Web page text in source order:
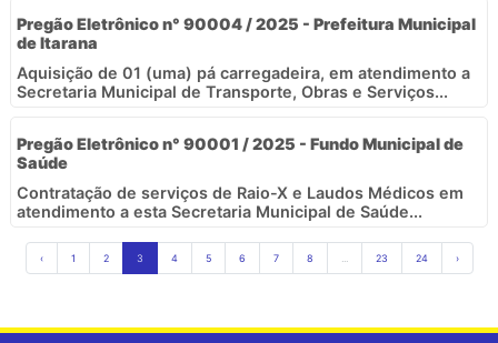
Pregão Eletrônico n° 90004 / 2025 - Prefeitura Municipal
de Itarana
Aquisição de 01 (uma) pá carregadeira, em atendimento a
Secretaria Municipal de Transporte, Obras e Serviços...
Pregão Eletrônico n° 90001 / 2025 - Fundo Municipal de
Saúde
Contratação de serviços de Raio-X e Laudos Médicos em
atendimento a esta Secretaria Municipal de Saúde...
‹ 1 2 3 4 5 6 7 8 23 24 ›